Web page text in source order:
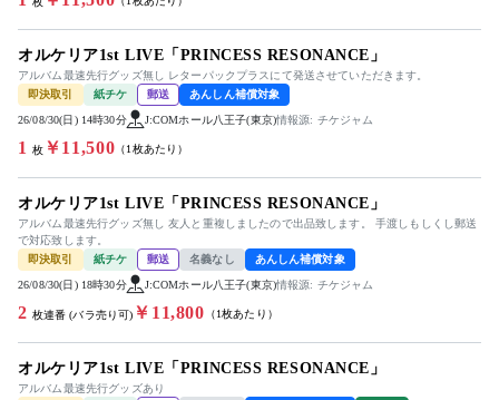
オルケリア1st LIVE「PRINCESS RESONANCE」
アルバム最速先行グッズ無し レターパックプラスにて発送させていただきます。
即決取引
紙チケ 郵送 あんしん補償対象
26/08/30(日) 14時30分 J:COMホール八王子(東京)情報源: チケジャム
1 枚￥11,500 （1枚あたり）
オルケリア1st LIVE「PRINCESS RESONANCE」
アルバム最速先行グッズ無し 友人と重複しましたので出品致します。 手渡しもしくし郵送
で対応致します。
即決取引
紙チケ 郵送 名義なし あんしん補償対象
26/08/30(日) 18時30分 J:COMホール八王子(東京)情報源: チケジャム
2 枚連番 (バラ売り可) ￥11,800 （1枚あたり）
オルケリア1st LIVE「PRINCESS RESONANCE」
アルバム最速先行グッズあり